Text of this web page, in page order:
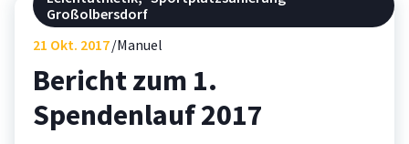
Großolbersdorf
21 Okt. 2017 Manuel
Bericht zum 1.
Spendenlauf 2017